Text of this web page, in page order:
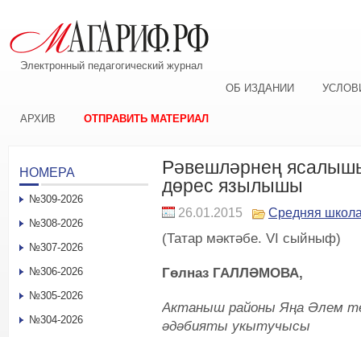
Электронный педагогический журнал
ОБ ИЗДАНИИ
АРХИВ ОТПРАВИТЬ МАТЕРИАЛ
Рәвешләрнең
дөрес язылышы
26.01.2015 Средняя
(Татар мәктәбе. VI сыйныф)
Гөлназ ГАЛЛӘМОВА,
Актаныш районы Яңа Әлем
әдәбияты укытучысы
НОМЕРА
№309-2026
№308-2026
№307-2026
№306-2026
№305-2026
№304-2026